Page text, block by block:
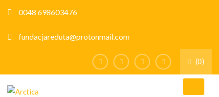
0048 698603476
fundacjareduta@protonmail.com
(0)